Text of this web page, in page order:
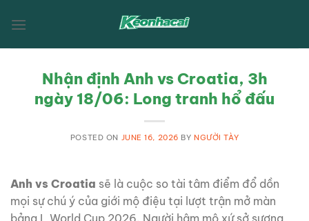
Nhận định Anh vs Croatia, 3h
ngày 18/06: Long tranh hổ đấu
POSTED ON JUNE 16, 2026 BYNGƯỜI TÀY
Anh vs Croatia sẽ là cuộc so tài tâm điểm đổ dồn
mọi sự chú ý của giới mộ điệu tại lượt trận mở màn
bảng L World Cup 2026. Người hâm mộ xứ sở sương